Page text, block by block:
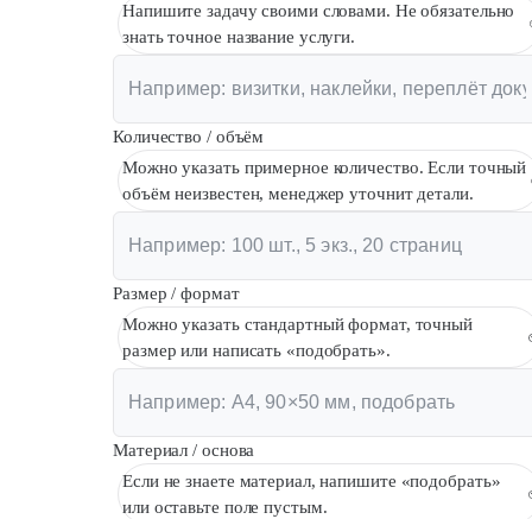
Напишите задачу своими словами. Не обязательно
знать точное название услуги.
Количество / объём
Можно указать примерное количество. Если точный
объём неизвестен, менеджер уточнит детали.
Размер / формат
Можно указать стандартный формат, точный
размер или написать «подобрать».
Материал / основа
Если не знаете материал, напишите «подобрать»
или оставьте поле пустым.